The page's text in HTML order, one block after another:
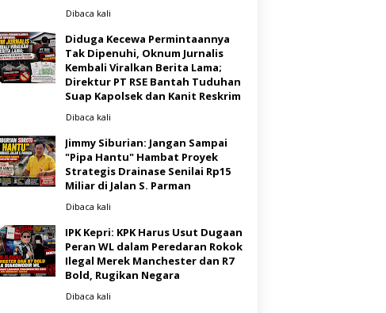
Dibaca kali
Diduga Kecewa Permintaannya
Tak Dipenuhi, Oknum Jurnalis
Kembali Viralkan Berita Lama;
Direktur PT RSE Bantah Tuduhan
Suap Kapolsek dan Kanit Reskrim
Dibaca kali
Jimmy Siburian: Jangan Sampai
"Pipa Hantu" Hambat Proyek
Strategis Drainase Senilai Rp15
Miliar di Jalan S. Parman
Dibaca kali
IPK Kepri: KPK Harus Usut Dugaan
Peran WL dalam Peredaran Rokok
Ilegal Merek Manchester dan R7
Bold, Rugikan Negara
Dibaca kali